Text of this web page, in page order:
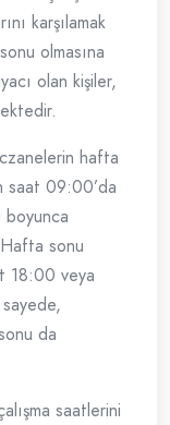
karşılamak
olmasına
olan kişiler,
hafta
saat 09:00’da
boyunca
sonu
18:00 veya
da
saatlerini